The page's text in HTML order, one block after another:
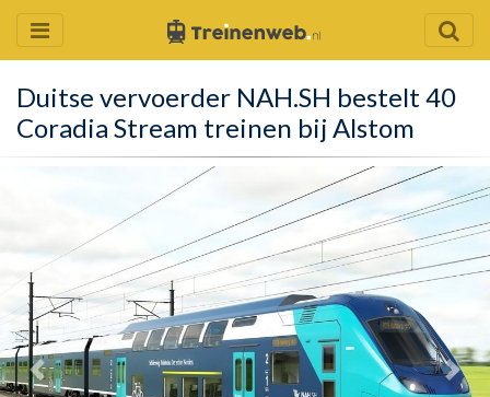
Duitse vervoerder NAH.SH bestelt 40
Coradia Stream treinen bij Alstom